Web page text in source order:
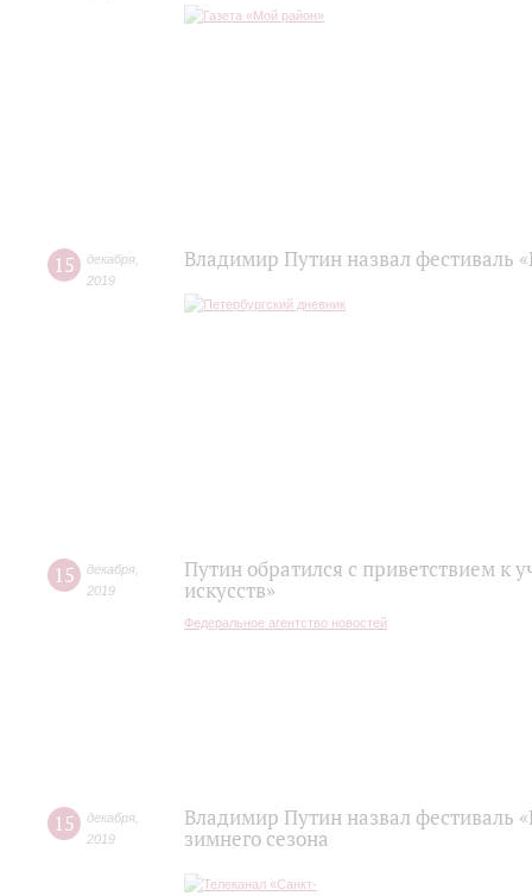
15 декабря
2019
Владимир Путин назвал фестиваль
15 декабря
2019
Путин обратился с приветствием к
искусств»
Федеральное агентство новостей
15 декабря
2019
Владимир Путин назвал фестиваль
зимнего сезона